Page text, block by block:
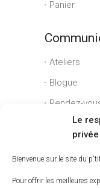
Le
privée
Bienvenue sur le site du
Pour offrir les meilleures
Panier
Ateliers
Blogue
Rendez-
Conditions
Liens
Espace